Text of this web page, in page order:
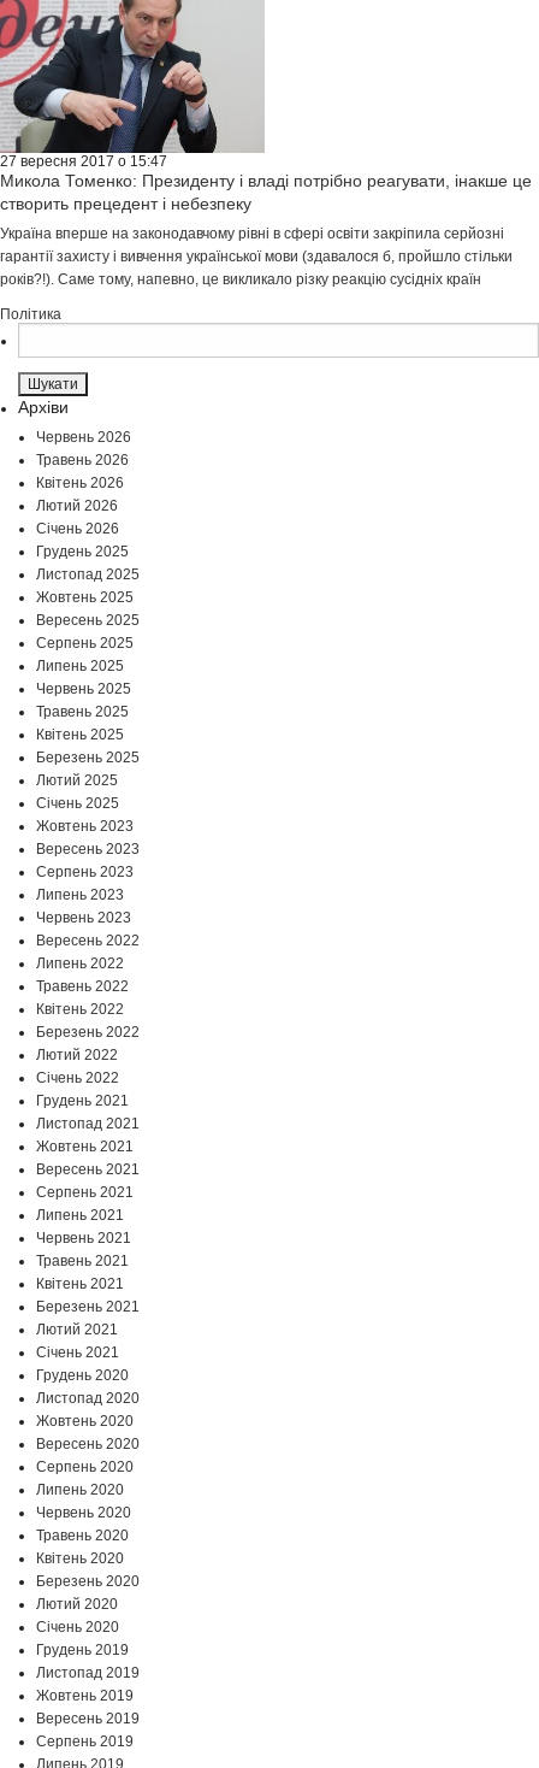
27 вересня 2017 о 15:47
Микола Томенко: Президенту і владі потрібно реагувати, інакше це
створить прецедент і небезпеку
Україна вперше на законодавчому рівні в сфері освіти закріпила серйозні
гарантії захисту і вивчення української мови (здавалося б, пройшло стільки
років?!). Саме тому, напевно, це викликало різку реакцію сусідніх країн
Політика
Архіви
Червень 2026
Травень 2026
Квітень 2026
Лютий 2026
Січень 2026
Грудень 2025
Листопад 2025
Жовтень 2025
Вересень 2025
Серпень 2025
Липень 2025
Червень 2025
Травень 2025
Квітень 2025
Березень 2025
Лютий 2025
Січень 2025
Жовтень 2023
Вересень 2023
Серпень 2023
Липень 2023
Червень 2023
Вересень 2022
Липень 2022
Травень 2022
Квітень 2022
Березень 2022
Лютий 2022
Січень 2022
Грудень 2021
Листопад 2021
Жовтень 2021
Вересень 2021
Серпень 2021
Липень 2021
Червень 2021
Травень 2021
Квітень 2021
Березень 2021
Лютий 2021
Січень 2021
Грудень 2020
Листопад 2020
Жовтень 2020
Вересень 2020
Серпень 2020
Липень 2020
Червень 2020
Травень 2020
Квітень 2020
Березень 2020
Лютий 2020
Січень 2020
Грудень 2019
Листопад 2019
Жовтень 2019
Вересень 2019
Серпень 2019